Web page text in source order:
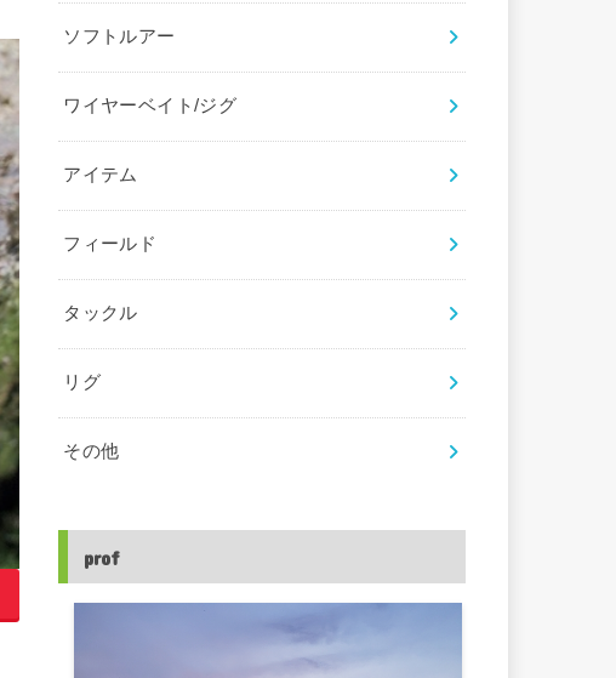
ソフトルアー
ワイヤーベイト/ジグ
アイテム
フィールド
タックル
リグ
その他
prof